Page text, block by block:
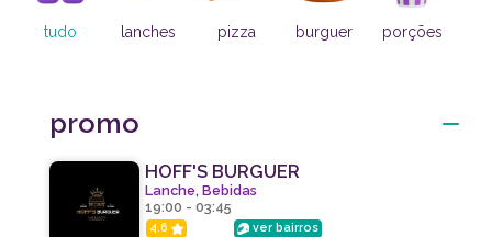
tudo lanches pizza burguer porções
promo
HOFF'S BURGUER
Lanche, Bebidas
19:00 - 03:45
4.6 ver bairros